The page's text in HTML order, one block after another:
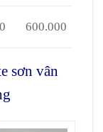
600.000
sơn vân